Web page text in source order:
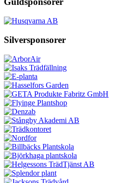
Silversponsorer